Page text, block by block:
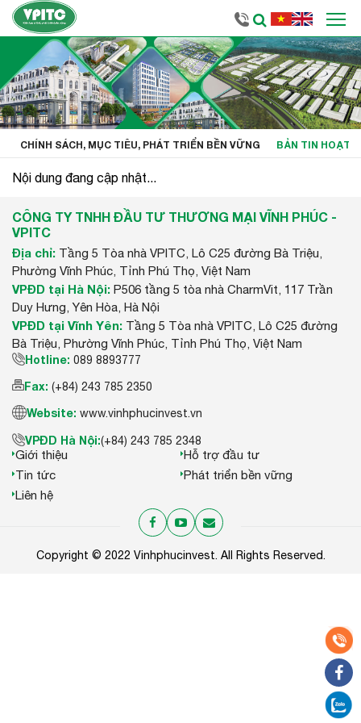
CHÍNH SÁCH, MỤC TIÊU, PHÁT TRIỂN BỀN VỮNG BẢN TIN HOẠT
Nội dung đang cập nhật...
CÔNG TY TNHH ĐẦU TƯ THƯƠNG MẠI VĨNH PHÚC -
VPITC
Địa chỉ: Tầng 5 Tòa nhà VPITC, Lô C25 đường Bà Triệu,
Phường Vĩnh Phúc, Tỉnh Phú Thọ, Việt Nam
VPĐD tại Hà Nội: P506 tầng 5 tòa nhà CharmVit, 117 Trần
Duy Hưng, Yên Hòa, Hà Nội
VPĐD tại Vĩnh Yên: Tầng 5 Tòa nhà VPITC, Lô C25 đường
Bà Triệu, Phường Vĩnh Phúc, Tỉnh Phú Thọ, Việt Nam
Hotline: 089 8893777
Fax: (+84) 243 785 2350
Website: www.vinhphucinvest.vn
VPĐD Hà Nội:(+84) 243 785 2348
Giới thiệu
Hỗ trợ đầu tư
Tin tức
Phát triển bền vững
Liên hệ
Copyright © 2022 Vinhphucinvest. All Rights Reserved.